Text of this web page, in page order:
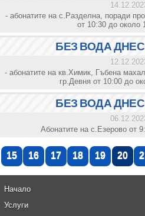
- абонатите на с.Разделна, поради
от 10:30 до около
БЕЗ ВОДА
- абонатите на кв.Химик, Гъбена
гр.Девня от 10:00 до
БЕЗ ВОДА
Абонатите на с.Езерово от
15 16 17 18 19 20
Начало
Услуги